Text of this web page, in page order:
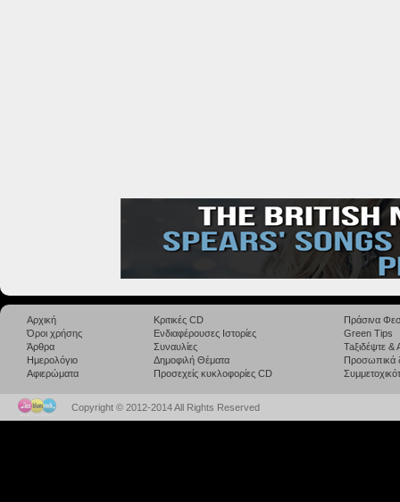
Αρχική
Όροι χρήσης
Άρθρα
Ημερολόγιο
Αφιερώματα
Κριτικές CD
Ενδιαφέρουσες Ιστορίες
Συναυλίες
Δημοφιλή Θέματα
Προσεχείς κυκλοφορίες CD
Πράσινα
Green Tips
Taξιδέψτε
Προσωπικά
Copyright © 2012-2014 All Rights Reserved